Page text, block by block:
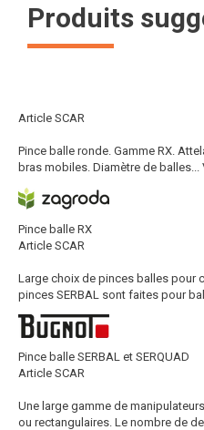
Produits
Article SCAR
Pince balle ronde. Gamme RX.
bras mobiles. Diamètre de balles...
Pince balle RX
Article SCAR
Large choix de pinces balles pour
pinces SERBAL sont faites pour
Pince balle SERBAL et SERQUAD
Article SCAR
Une large gamme de
ou rectangulaires. Le nombre de